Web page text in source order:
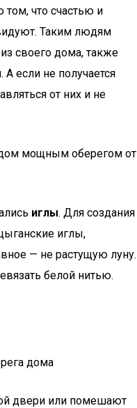
том, что счастью и
Таким людям
своего дома, также
А если не получается
от них и не
мощным оберегом от
иглы. Для создания
иглы,
— не растущую луну.
белой нитью.
дома
двери или помешают